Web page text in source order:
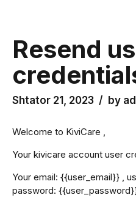
Resend
Shtator 21, 2023 by
Welcome to KiviCare ,
Your kivicare account user
Your email: {{user_email}} ,
password: